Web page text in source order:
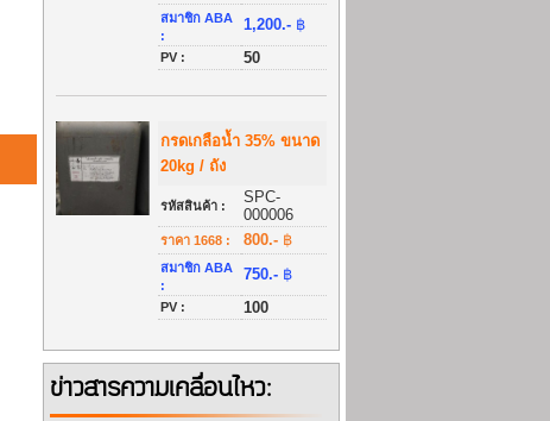
สมาชิก ABA
:
1,200.- ฿
PV : 50
กรดเกลือน้ำ 35% ขนาด
20kg / ถัง
รหัสสินค้า :
SPC-
000006
ราคา 1668 : 800.- ฿
สมาชิก ABA
:
750.- ฿
PV : 100
ข่าวสารความเคลื่อนไหว: